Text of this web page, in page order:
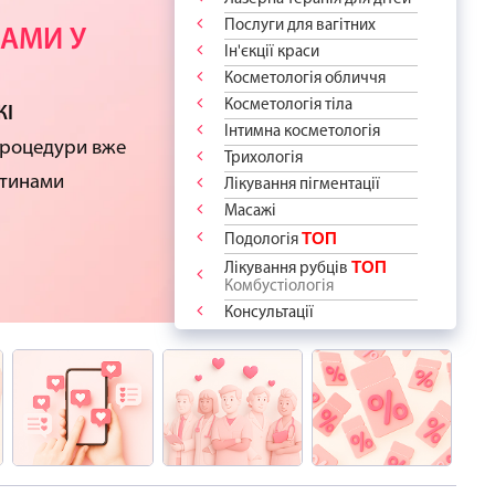
Послуги для вагітних
Ін'єкції краси
Косметологія обличчя
Косметологія тіла
Інтимна косметологія
Трихологія
Лікування пігментації
Масажі
Подологія ТОП
Лікування рубців ТОП
Комбустіологія
Консультації
зафіксуйте
У
вже
1600 грн
для Вас і
✨
знижкою -
до краси
із
СПОКІЙ
ВАС
ветеранів